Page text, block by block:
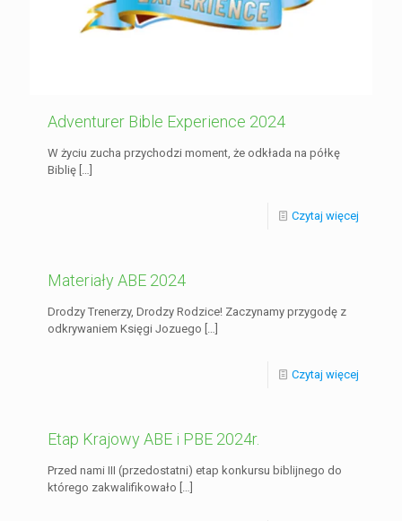
Adventurer Bible Experience 2024
W życiu zucha przychodzi moment, że odkłada na półkę
Biblię […]
Czytaj więcej
Materiały ABE 2024
Drodzy Trenerzy, Drodzy Rodzice! Zaczynamy przygodę z
odkrywaniem Księgi Jozuego […]
Czytaj więcej
Etap Krajowy ABE i PBE 2024r.
Przed nami III (przedostatni) etap konkursu biblijnego do
którego zakwalifikowało […]